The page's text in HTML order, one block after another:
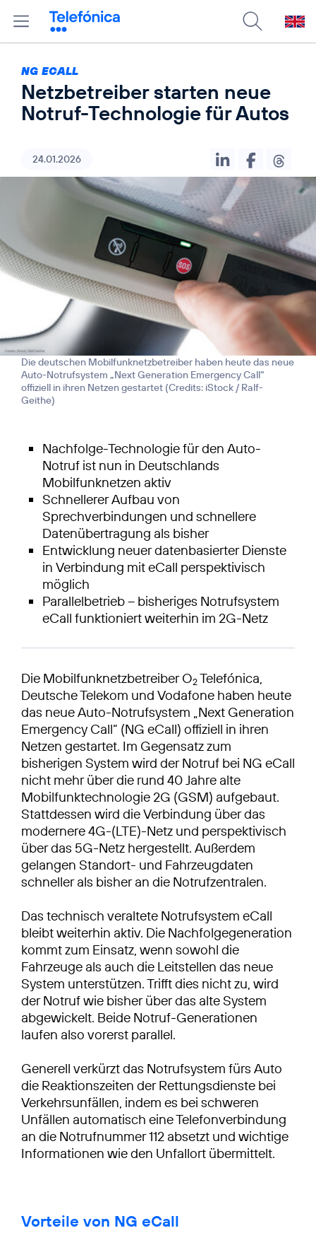
NG ECALL
Netzbetreiber starten neue
Notruf-Technologie für Autos
24.01.2026
Die deutschen Mobilfunknetzbetreiber haben heute das neue
Auto-Notrufsystem „Next Generation Emergency Call“
offiziell in ihren Netzen gestartet (Credits: iStock / Ralf-
Geithe)
Nachfolge-Technologie für den Auto-
Notruf ist nun in Deutschlands
Mobilfunknetzen aktiv
Schnellerer Aufbau von
Sprechverbindungen und schnellere
Datenübertragung als bisher
Entwicklung neuer datenbasierter Dienste
in Verbindung mit eCall perspektivisch
möglich
Parallelbetrieb – bisheriges Notrufsystem
eCall funktioniert weiterhin im 2G-Netz
Die Mobilfunknetzbetreiber O2Telefónica,
Deutsche Telekom und Vodafone haben heute
das neue Auto-Notrufsystem „Next Generation
Emergency Call“ (NG eCall) offiziell in ihren
Netzen gestartet. Im Gegensatz zum
bisherigen System wird der Notruf bei NG eCall
nicht mehr über die rund 40 Jahre alte
Mobilfunktechnologie 2G (GSM) aufgebaut.
Stattdessen wird die Verbindung über das
modernere 4G-(LTE)-Netz und perspektivisch
über das 5G-Netz hergestellt. Außerdem
gelangen Standort- und Fahrzeugdaten
schneller als bisher an die Notrufzentralen.
Das technisch veraltete Notrufsystem eCall
bleibt weiterhin aktiv. Die Nachfolgegeneration
kommt zum Einsatz, wenn sowohl die
Fahrzeuge als auch die Leitstellen das neue
System unterstützen. Trifft dies nicht zu, wird
der Notruf wie bisher über das alte System
abgewickelt. Beide Notruf-Generationen
laufen also vorerst parallel.
Generell verkürzt das Notrufsystem fürs Auto
die Reaktionszeiten der Rettungsdienste bei
Verkehrsunfällen, indem es bei schweren
Unfällen automatisch eine Telefonverbindung
an die Notrufnummer 112 absetzt und wichtige
Informationen wie den Unfallort übermittelt.
Vorteile von NG eCall